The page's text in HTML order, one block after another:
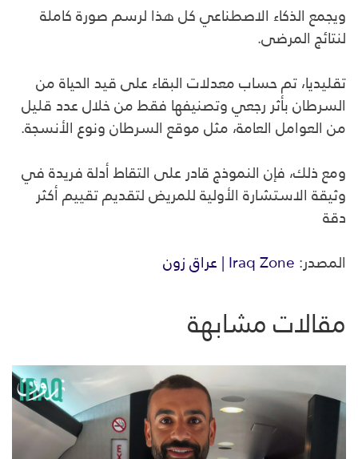
ويجمع الذكاء الاصطناعي كل هذا لرسم صورة كاملة
لنتائج المرضى.
تقليديا، تم حساب معدلات البقاء على قيد الحياة من
السرطان بأثر رجعي وتصنيفها فقط من خلال عدد قليل
من العوامل العامة، مثل موقع السرطان ونوع الأنسجة.
ومع ذلك، فإن النموذج قادر على التقاط أدلة فريدة في
وثيقة الاستشارة الأولية للمريض لتقديم تقييم أكثر
دقة
المصدر:Iraq Zone | عراق زون
مقالات مشابهة